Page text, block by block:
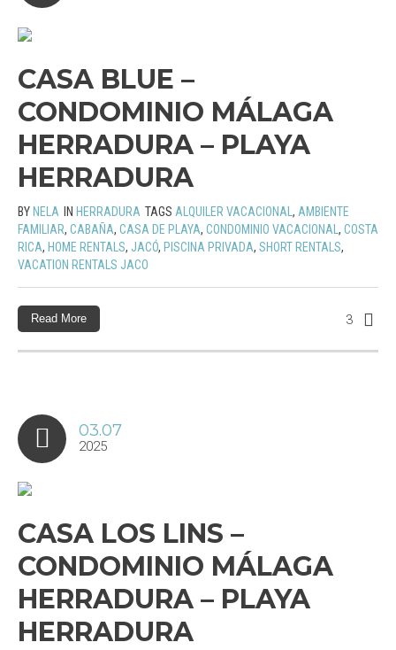
CASA BLUE –
CONDOMINIO MÁLAGA
HERRADURA – PLAYA
HERRADURA
BYNELA IN HERRADURA TAGS ALQUILER VACACIONAL , AMBIENTE
FAMILIAR, CABAÑA, CASA DE PLAYA, CONDOMINIO VACACIONAL , COSTA
RICA, HOME RENTALS, JACÓ, PISCINA PRIVADA, SHORT RENTALS,
VACATION RENTALS JACO
3
Read More
03.07
2025
CASA LOS LINS –
CONDOMINIO MÁLAGA
HERRADURA – PLAYA
HERRADURA